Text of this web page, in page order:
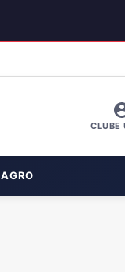
CLUBE
AGRO